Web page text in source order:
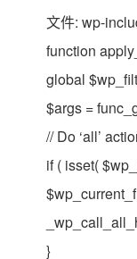
文件: wp-
function
global
$args =
// Do ‘all’
if ( isset(
}